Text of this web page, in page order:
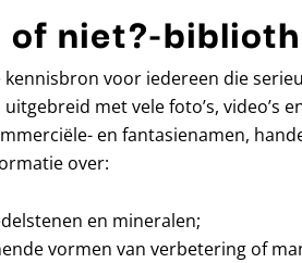
niet?-
kennisbron voor iedereen die
uitgebreid met vele foto’s,
en fantasienamen,
over:
en mineralen;
vormen van verbetering of